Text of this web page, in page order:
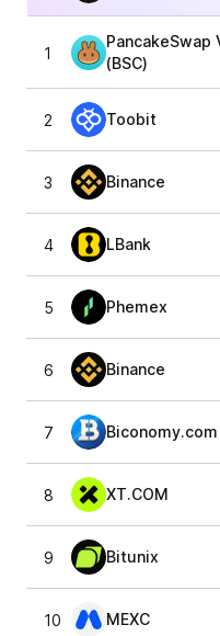
1
PancakeSwap
(BSC)
2 Toobit
3 Binance
4 LBank
5 Phemex
6 Binance
7 Biconomy.com
8 XT.COM
9 Bitunix
10 MEXC